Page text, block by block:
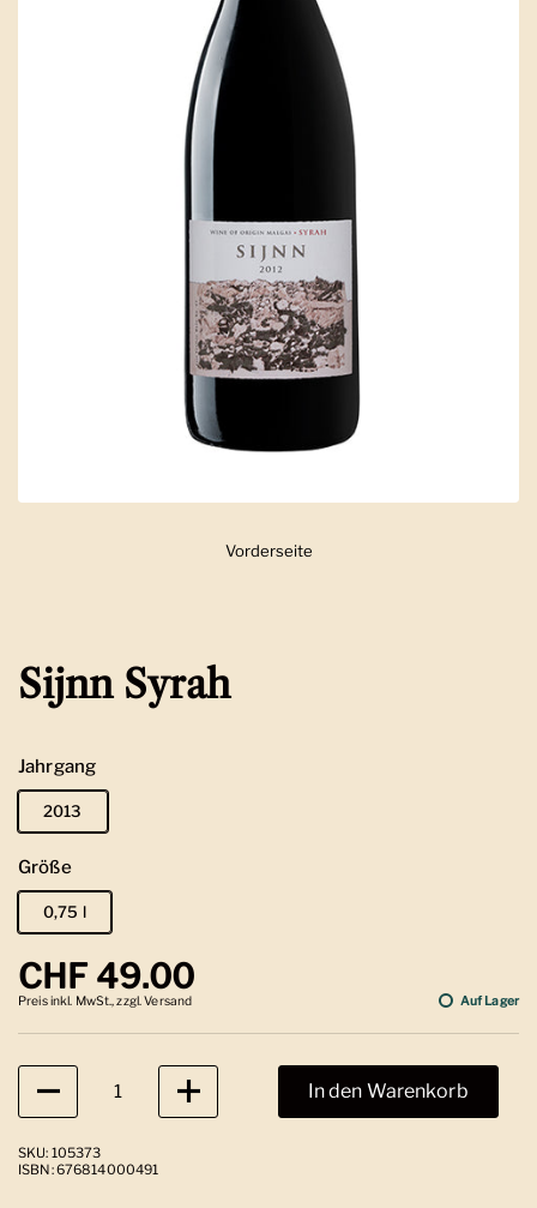
Zeige Folie 1
Vorderseite
Sijnn Syrah
Jahrgang
2013
Größe
0,75 l
Regulärer Preis
CHF 49.00
Preis inkl. MwSt., zzgl. Versand Auf Lager
Anzahl
In den Warenkorb
SKU: 105373
ISBN: 676814000491